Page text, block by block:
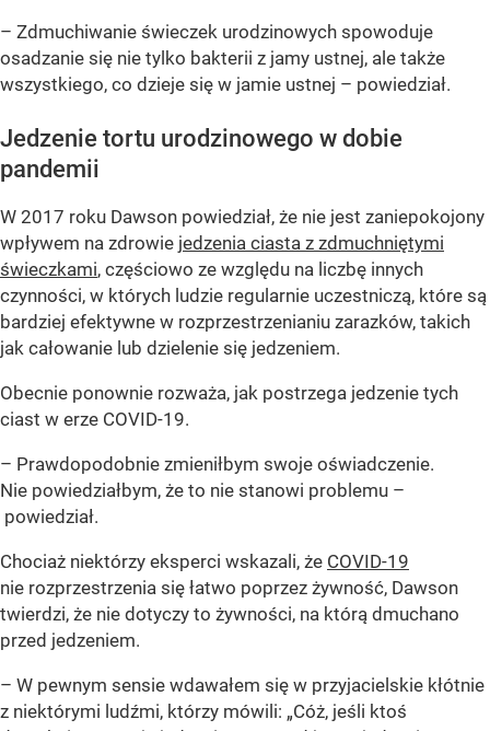
– Zdmuchiwanie świeczek urodzinowych spowoduje
osadzanie się nie tylko bakterii z jamy ustnej, ale także
wszystkiego, co dzieje się w jamie ustnej – powiedział.
Jedzenie tortu urodzinowego w dobie
pandemii
W 2017 roku Dawson powiedział, że nie jest zaniepokojony
wpływem na zdrowie jedzenia ciasta z zdmuchniętymi
świeczkami, częściowo ze względu na liczbę innych
czynności, w których ludzie regularnie uczestniczą, które są
bardziej efektywne w rozprzestrzenianiu zarazków, takich
jak całowanie lub dzielenie się jedzeniem.
Obecnie ponownie rozważa, jak postrzega jedzenie tych
ciast w erze COVID-19.
– Prawdopodobnie zmieniłbym swoje oświadczenie.
Nie powiedziałbym, że to nie stanowi problemu –
powiedział.
Chociaż niektórzy eksperci wskazali, że COVID-19
nie rozprzestrzenia się łatwo poprzez żywność, Dawson
twierdzi, że nie dotyczy to żywności, na którą dmuchano
przed jedzeniem.
– W pewnym sensie wdawałem się w przyjacielskie kłótnie
z niektórymi ludźmi, którzy mówili: „Cóż, jeśli ktoś